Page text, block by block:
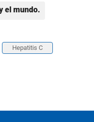
el mundo.
Hepatitis C